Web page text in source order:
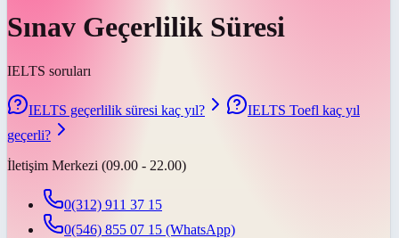
Sınav Geçerlilik Süresi
IELTS soruları
IELTS geçerlilik süresi kaç yıl?
IELTS Toefl kaç yıl
geçerli?
İletişim Merkezi (09.00 - 22.00)
0(312) 911 37 15
0(546) 855 07 15 (WhatsApp)